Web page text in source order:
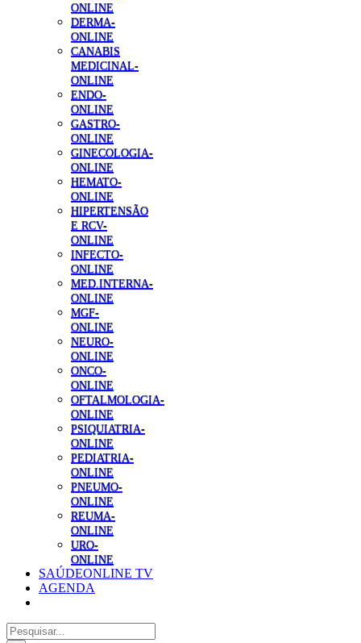
ONLINE
DERMA-
ONLINE
CANABIS
MEDICINAL-
ONLINE
ENDO-
ONLINE
GASTRO-
ONLINE
GINECOLOGIA-
ONLINE
HEMATO-
ONLINE
HIPERTENSÃO
E RCV-
ONLINE
INFECTO-
ONLINE
MED.INTERNA-
ONLINE
MGF-
ONLINE
NEURO-
ONLINE
ONCO-
ONLINE
OFTALMOLOGIA-
ONLINE
PSIQUIATRIA-
ONLINE
PEDIATRIA-
ONLINE
PNEUMO-
ONLINE
REUMA-
ONLINE
URO-
ONLINE
SAÚDEONLINE TV
AGENDA
Pesquisar